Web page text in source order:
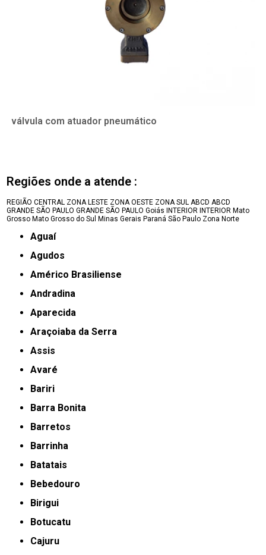
válvula com atuador pneumático
Regiões onde a atende :
REGIÃO CENTRAL ZONA LESTE ZONA OESTE ZONA SUL ABCD ABCD
GRANDE SÃO PAULO GRANDE SÃO PAULO Goiás INTERIOR INTERIOR Mato
Grosso Mato Grosso do Sul Minas Gerais Paraná São Paulo Zona Norte
Aguaí
Agudos
Américo Brasiliense
Andradina
Aparecida
Araçoiaba da Serra
Assis
Avaré
Bariri
Barra Bonita
Barretos
Barrinha
Batatais
Bebedouro
Birigui
Botucatu
Cajuru